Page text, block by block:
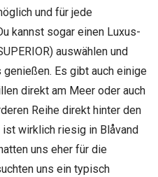
und für jede
kannst sogar einen Luxus-
auswählen und
Es gibt auch einige
direkt am Meer oder auch
Reihe direkt hinter den
wirklich riesig in Blåvand
uns eher für die
uns ein typisch